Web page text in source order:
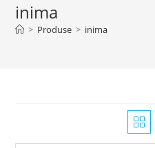
inima
> Produse > inima